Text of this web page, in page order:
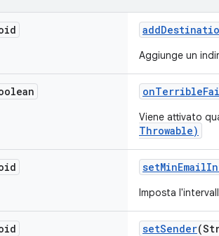
add
Aggiunge un
onTerrible
Viene attivato
Throwable)
setMinEmail
Imposta
setSender